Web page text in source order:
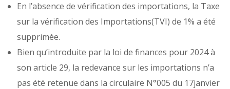
En l’absence de vérification des importations, la Taxe
sur la vérification des Importations(TVI) de 1% a été
supprimée.
Bien qu’introduite par la loi de finances pour 2024 à
son article 29, la redevance sur les importations n’a
pas été retenue dans la circulaire N°005 du 17janvier